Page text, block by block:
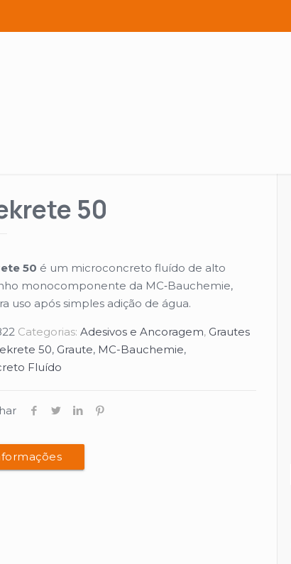
50
50 é um microconcreto fluído de alto
monocomponente da MC‑Bauchemie,
uso após simples adição de água.
Categorias: Adesivos e Ancoragem, Grautes
50, Graute, MC-Bauchemie,
Fluído